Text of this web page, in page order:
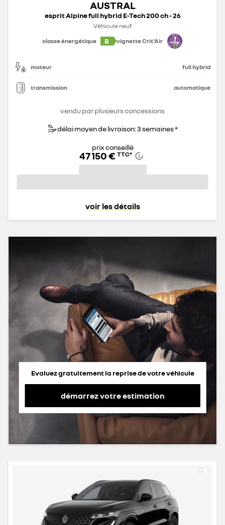
AUSTRAL
esprit Alpine full hybrid E-Tech 200 ch - 26
Véhicule neuf
classe énergétique
B vignette Crit'Air
moteur full hybrid
transmission automatique
vendu par plusieurs concessions
délai moyen de livraison: 3 semaines *
prix conseillé
47 150 € TTC*
voir les détails
Evaluez gratuitement la reprise de votre véhicule
démarrez votre estimation